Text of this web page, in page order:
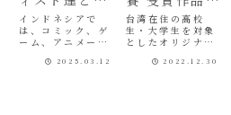
プロジェクト
インドネシアで
は、コミック、ゲ
ーム、アニメーシ
ティブ産業が著し
2025.03.12
表
台湾在住の高校
生・大学生を対象
としたオリジナル
コンテスト「台日
2022.12.30